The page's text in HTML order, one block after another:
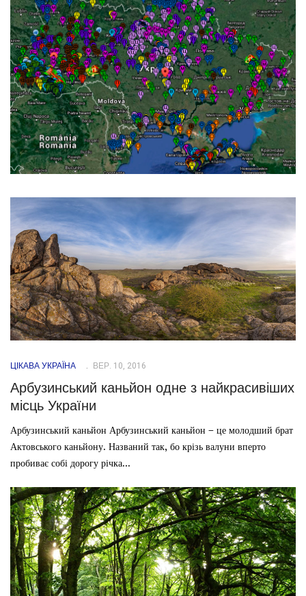
ЦІКАВА УКРАЇНА ВЕР. 10, 2016
Арбузинський каньйон одне з найкрасивіших
місць України
Арбузинський каньйон Арбузинський каньйон – це молодший брат
Актовського каньйону. Названий так, бо крізь валуни вперто
пробиває собі дорогу річка...